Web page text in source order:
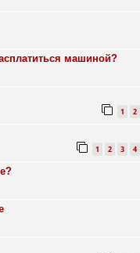
машиной?
1 2
1 2 3 4